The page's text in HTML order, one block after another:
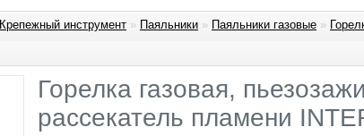
Крепежный инструмент » Паяльники » Паяльники газовые »
Горелка газовая,
рассекатель пламени